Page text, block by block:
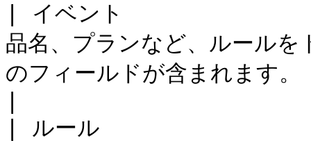
| イベント
品名、プランなど、ルール
のフィールドが含まれます。
| ルール